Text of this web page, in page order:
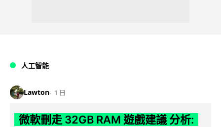
人工智能
Lawton 1 日
微軟刪走 32GB RAM 遊戲建議 分析: